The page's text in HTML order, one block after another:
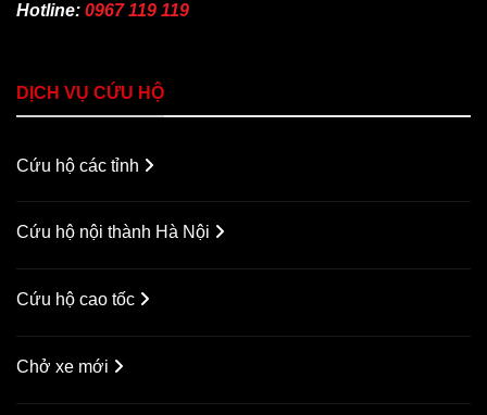
Hotline: 0967 119 119
DỊCH VỤ CỨU HỘ
Cứu hộ các tỉnh
Cứu hộ nội thành Hà Nội
Cứu hộ cao tốc
Chở xe mới